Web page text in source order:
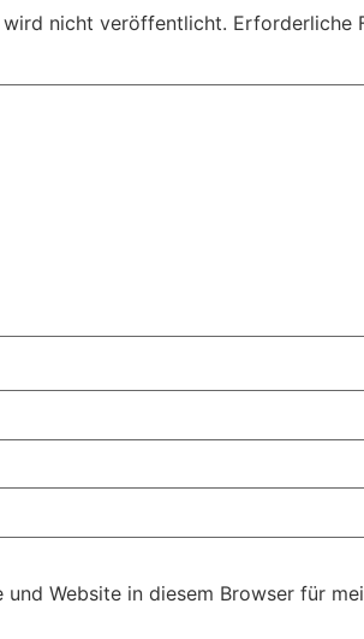
wird nicht veröffentlicht. Erforderliche
und Website in diesem Browser für